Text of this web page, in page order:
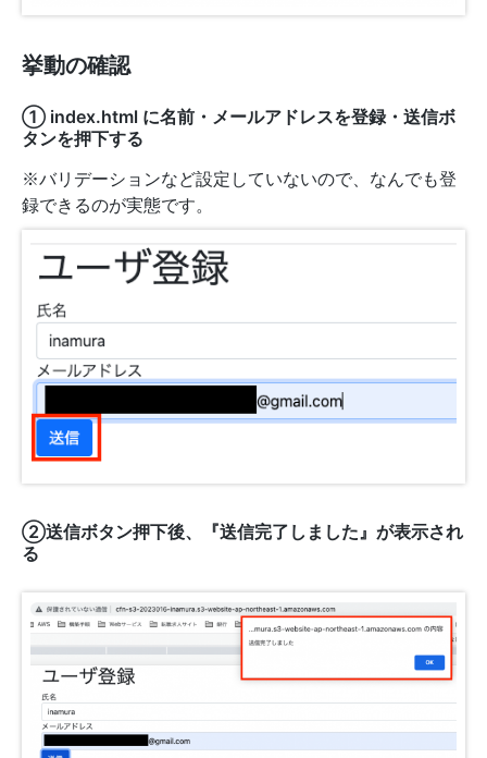
挙動の確認
① index.html に名前・メールアドレスを登録・送信ボ
タンを押下する
※バリデーションなど設定していないので、なんでも登
録できるのが実態です。
②送信ボタン押下後、『送信完了しました』が表示され
る